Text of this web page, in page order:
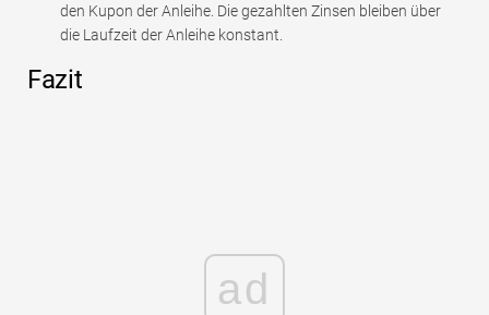
den Kupon der Anleihe. Die gezahlten Zinsen bleiben über
die Laufzeit der Anleihe konstant.
Fazit
ad